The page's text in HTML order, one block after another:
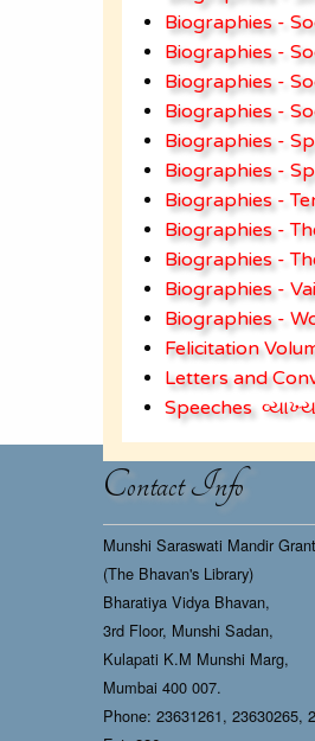
Biographies -
Biographies -
Biographies -
Biographies -
Biographies -
Biographies -
Biographies -
Biographies -
Biographies -
Biographies -
Biographies -
Felicitation
Letters and
Speeches
Contact Info
Munshi Saraswati Mandir
(The Bhavan's Library)
Bharatiya Vidya Bhavan,
3rd Floor, Munshi Sadan,
Kulapati K.M Munshi Marg,
Mumbai 400 007.
Phone: 23631261, 23630265,